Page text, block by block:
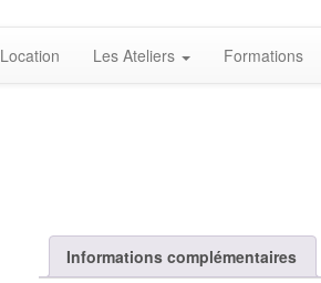
Location Les Ateliers Formations
Informations complémentaires